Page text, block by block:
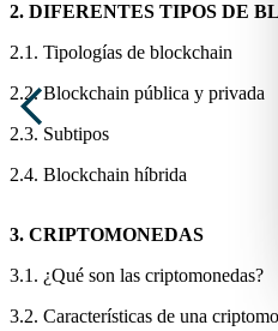
2. DIFERENTES TIPOS DE
2.1. Tipologías de blockchain
2.2. Blockchain pública y privada
2.3. Subtipos
2.4. Blockchain híbrida
3. CRIPTOMONEDAS
3.1. ¿Qué son las criptomonedas?
3.2. Características de una